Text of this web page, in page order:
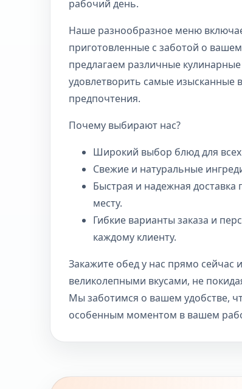
рабочий день.
Наше разнообразное меню
приготовленные с заботой о
предлагаем различные
удовлетворить самые изысканные
предпочтения.
Почему выбирают нас?
Широкий выбор блюд для
Свежие и натуральные
Быстрая и надежная
месту.
Гибкие варианты заказа и
каждому клиенту.
Закажите обед у нас прямо сейчас
великолепными вкусами, не
Мы заботимся о вашем удобстве,
особенным моментом в вашем